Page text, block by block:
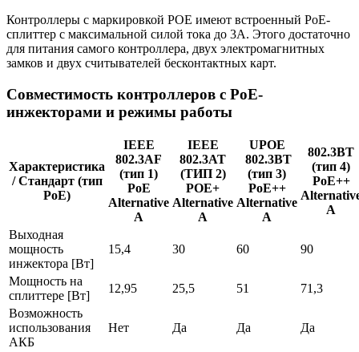
Контроллеры с маркировкой POE имеют встроенный PoE-
сплиттер с максимальной силой тока до 3А. Этого достаточно
для питания самого контроллера, двух электромагнитных
замков и двух считывателей бесконтактных карт.
Совместимость контроллеров с PoE-
инжекторами и режимы работы
Характеристика
/ Стандарт (тип
PoE)
IEEE
802.3AF
(тип 1)
PoE
Alternative
A
IEEE
802.3AT
(ТИП 2)
POE+
Alternative
A
UPOE
802.3BT
(тип 3)
PoE++
Alternative
A
802.3BT
(тип 4)
PoE++
A
Выходная
мощность
инжектора [Вт]
15,4 30 60 90
Мощность на
сплиттере [Вт]
12,95 25,5 51
71,3
Возможность
использования
АКБ
Нет Да Да Да